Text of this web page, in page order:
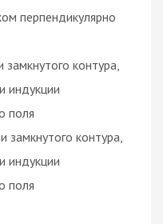
перпендикулярно
контура,
индукции
поля
контура,
индукции
поля